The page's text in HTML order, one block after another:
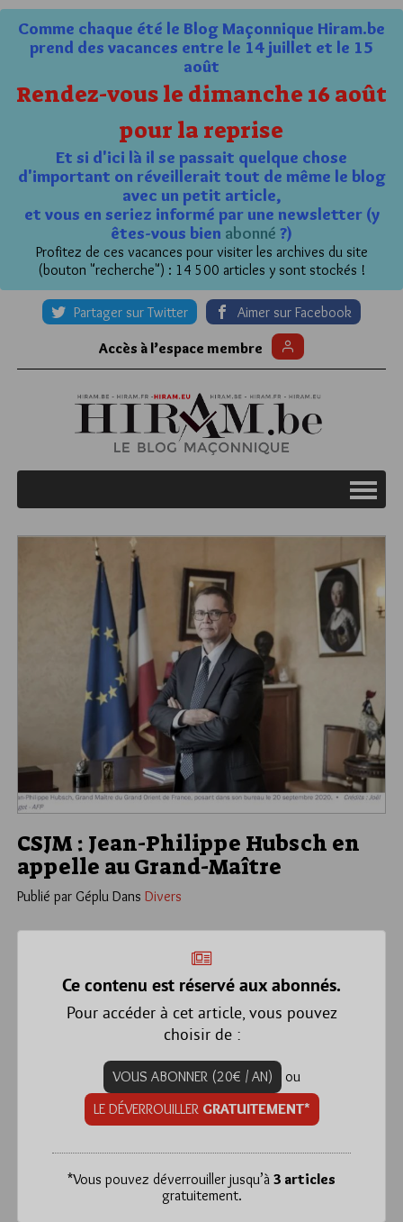
Comme chaque été le Blog Maçonnique Hiram.be
prend des vacances entre le 14 juillet et le 15
août
Rendez-vous le dimanche 16 août
pour la reprise
Et si d'ici là il se passait quelque chose
d'important on réveillerait tout de même le blog
avec un petit article,
et vous en seriez informé par une newsletter (y
êtes-vous bien abonné ?)
Profitez de ces vacances pour visiter les archives du site
(bouton "recherche") : 14 500 articles y sont stockés !
Partager sur Twitter Aimer sur Facebook
Accès à l’espace membre
CSJM : Jean-Philippe Hubsch en
appelle au Grand-Maître
Publié par Géplu Dans Divers
Ce contenu est réservé aux abonnés.
Pour accéder à cet article, vous pouvez
choisir de :
VOUS ABONNER (20€ / AN)
ou
LE DÉVERROUILLER GRATUITEMENT*
*Vous pouvez déverrouiller jusqu’à 3 articles
gratuitement.